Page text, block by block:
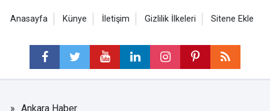
Anasayfa Künye İletişim Gizlilik İlkeleri Sitene Ekle
Ankara Haber